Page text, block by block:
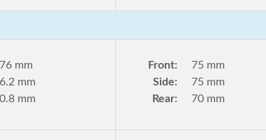
mm
mm
mm
Front:
75 mm
Side:
75 mm
Rear:
70 mm